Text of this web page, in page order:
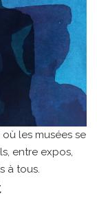
les musées se
entre expos,
à tous.